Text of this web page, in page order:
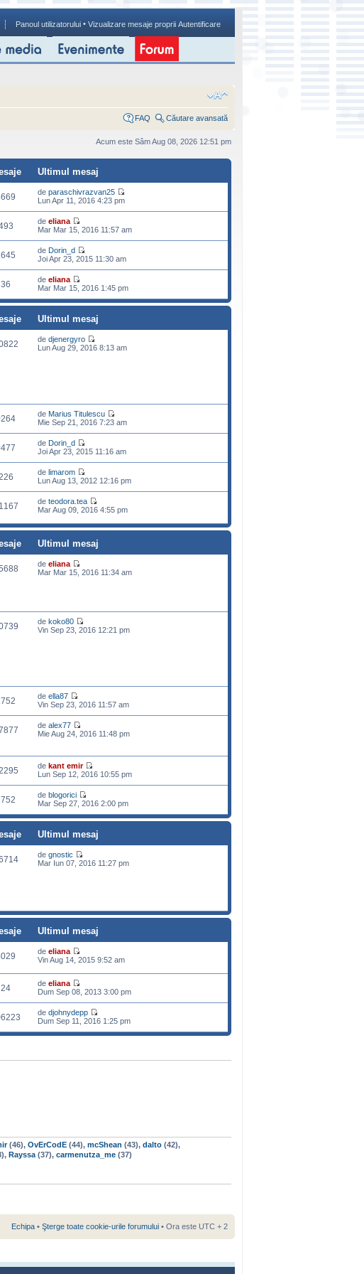
Panoul utilizatorului • Vizualizare mesaje proprii Autentificare
FAQ Căutare avansată
Acum este Sâm Aug 08, 2026 12:51 pm
Ultimul mesaj
de paraschivrazvan25
Lun Apr 11, 2016 4:23 pm
de eliana
Mar Mar 15, 2016 11:57 am
de Dorin_d
Joi Apr 23, 2015 11:30 am
36 de eliana
Mar Mar 15, 2016 1:45 pm
Ultimul mesaj
de djenergyro
Lun Aug 29, 2016 8:13 am
de Marius Titulescu
Mie Sep 21, 2016 7:23 am
de Dorin_d
Joi Apr 23, 2015 11:16 am
de limarom
Lun Aug 13, 2012 12:16 pm
de teodora.tea
Mar Aug 09, 2016 4:55 pm
Ultimul mesaj
de eliana
Mar Mar 15, 2016 11:34 am
de koko80
Vin Sep 23, 2016 12:21 pm
de ella87
Vin Sep 23, 2016 11:57 am
de alex77
Mie Aug 24, 2016 11:48 pm
de kant emir
Lun Sep 12, 2016 10:55 pm
de blogorici
Mar Sep 27, 2016 2:00 pm
Ultimul mesaj
de gnostic
Mar Iun 07, 2016 11:27 pm
Ultimul mesaj
de eliana
Vin Aug 14, 2015 9:52 am
24 de eliana
Dum Sep 08, 2013 3:00 pm
de djohnydepp
Dum Sep 11, 2016 1:25 pm
(46), OvErCodE (44), mcShean (43), dalto (42),
Rayssa (37), carmenutza_me (37)
Echipa • Şterge toate cookie-urile forumului • Ora este UTC + 2